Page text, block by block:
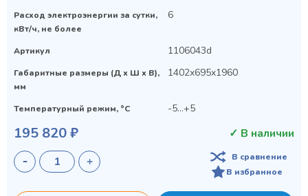
Расход электроэнергии за сутки,
кВт/ч, не более
6
Артикул 1106043d
Габаритные размеры (Д х Ш х В),
мм
1402x695x1960
Температурный режим, °C -5…+5
195 820 ₽ ✓ В наличии
В сравнение
В избранное